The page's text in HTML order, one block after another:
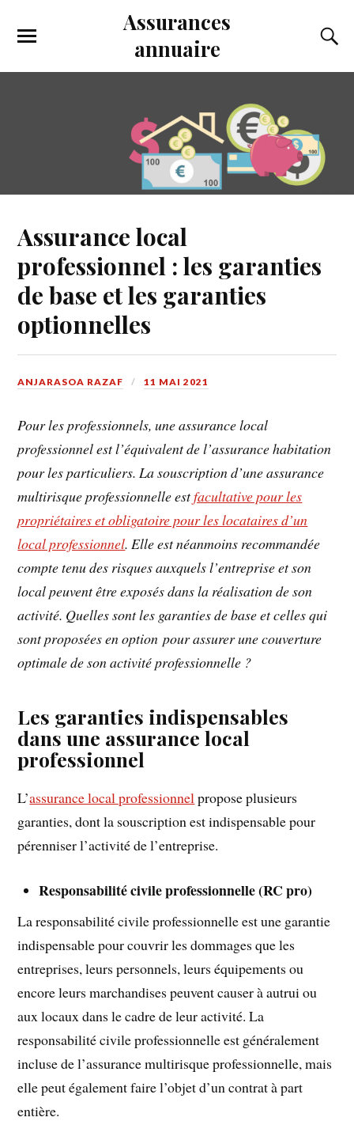
Assurances
annuaire
Assurance local
professionnel : les garanties
de base et les garanties
optionnelles
ANJARASOA RAZAF 11 MAI 2021
Pour les professionnels, une assurance local
professionnel est l’équivalent de l’assurance habitation
pour les particuliers. La souscription d’une assurance
multirisque professionnelle estfacultative pour les
propriétaires et obligatoire pour les locataires d’un
local professionnel. Elle est néanmoins recommandée
compte tenu des risques auxquels l’entreprise et son
local peuvent être exposés dans la réalisation de son
activité. Quelles sont les garanties de base et celles qui
sont proposées en option pour assurer une couverture
optimale de son activité professionnelle ?
Les garanties indispensables
dans une assurance local
professionnel
L’assurance local professionnelpropose plusieurs
garanties, dont la souscription est indispensable pour
pérenniser l’activité de l’entreprise.
Responsabilité civile professionnelle (RC pro)
La responsabilité civile professionnelle est une garantie
indispensable pour couvrir les dommages que les
entreprises, leurs personnels, leurs équipements ou
encore leurs marchandises peuvent causer à autrui ou
aux locaux dans le cadre de leur activité. La
responsabilité civile professionnelle est généralement
incluse de l’assurance multirisque professionnelle, mais
elle peut également faire l’objet d’un contrat à part
entière.